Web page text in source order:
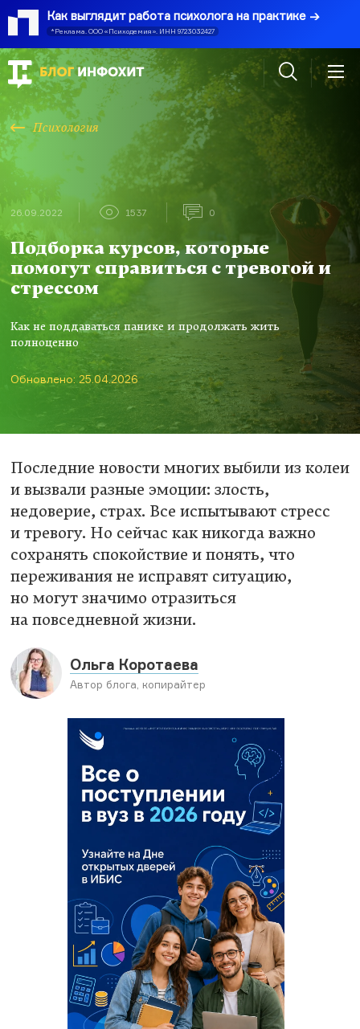
Как выглядит работа психолога на практике
*Реклама. ООО «Психодемия». ИНН 9723032427
Психология
26.09.2022 1537 0
Подборка курсов, которые
помогут справиться с тревогой и
стрессом
Как не поддаваться панике и продолжать жить
полноценно
Обновлено: 25.04.2026
Последние новости многих выбили из колеи
и вызвали разные эмоции: злость,
недоверие, страх. Все испытывают стресс
и тревогу. Но сейчас как никогда важно
сохранять спокойствие и понять, что
переживания не исправят ситуацию,
но могут значимо отразиться
на повседневной жизни.
Ольга Коротаева
Автор блога, копирайтер